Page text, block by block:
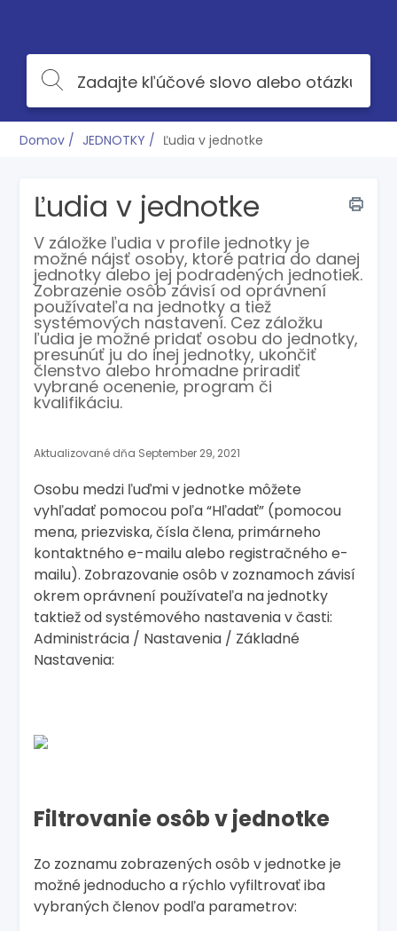
Domov JEDNOTKY Ľudia v jednotke
Ľudia v jednotke
V záložke ľudia v profile jednotky je
možné nájsť osoby, ktoré patria do danej
jednotky alebo jej podradených jednotiek.
Zobrazenie osôb závisí od oprávnení
používateľa na jednotky a tiež
systémových nastavení. Cez záložku
ľudia je možné pridať osobu do jednotky,
presunúť ju do inej jednotky, ukončiť
členstvo alebo hromadne priradiť
vybrané ocenenie, program či
kvalifikáciu.
Aktualizované dňa September 29, 2021
Osobu medzi ľuďmi v jednotke môžete
vyhľadať pomocou poľa “Hľadať” (pomocou
mena, priezviska, čísla člena, primárneho
kontaktného e-mailu alebo registračného e-
mailu). Zobrazovanie osôb v zoznamoch závisí
okrem oprávnení používateľa na jednotky
taktiež od systémového nastavenia v časti:
Administrácia / Nastavenia / Základné
Nastavenia:
Filtrovanie osôb v jednotke
Zo zoznamu zobrazených osôb v jednotke je
možné jednoducho a rýchlo vyfiltrovať iba
vybraných členov podľa parametrov: